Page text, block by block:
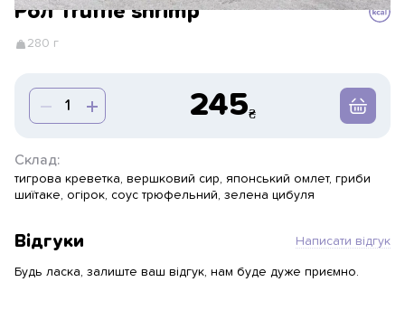
Рол Truffle shrimp
280 г
245
Склад:
тигрова креветка, вершковий сир, японський омлет, гриби
шиїтаке, огірок, соус трюфельний, зелена цибуля
Відгуки Написати відгук
Будь ласка, залиште ваш відгук, нам буде дуже приємно.